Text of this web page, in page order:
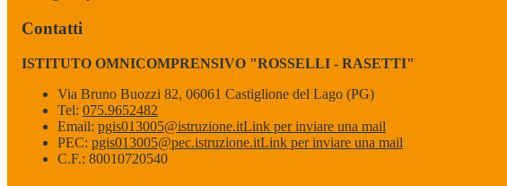
Contatti
ISTITUTO OMNICOMPRENSIVO "ROSSELLI - RASETTI"
Via Bruno Buozzi 82, 06061 Castiglione del Lago (PG)
Tel: 075.9652482
Email: pgis013005@istruzione.itLink per inviare una mail
PEC: pgis013005@pec.istruzione.itLink per inviare una mail
C.F.: 80010720540